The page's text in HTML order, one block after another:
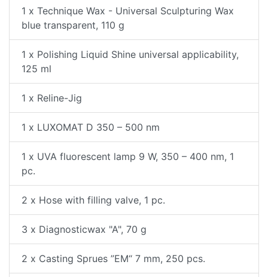
1 x Technique Wax - Universal Sculpturing Wax
blue transparent, 110 g
1 x Polishing Liquid Shine universal applicability,
125 ml
1 x Reline-Jig
1 x LUXOMAT D 350 – 500 nm
1 x UVA fluorescent lamp 9 W, 350 – 400 nm, 1
pc.
2 x Hose with filling valve, 1 pc.
3 x Diagnosticwax "A", 70 g
2 x Casting Sprues ”EM“ 7 mm, 250 pcs.